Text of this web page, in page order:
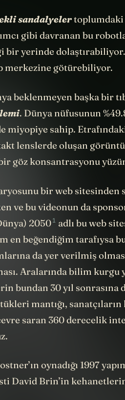
sandalyelertoplumdaki
gibi davranan bu
bir yerinde
merkezine götürebiliyor.
beklenmeyen başka bir
. Dünya nüfusunun
miyopiye sahip.
lenslerde oluşan
göz konsantrasyonu
bir web
ve bu videonun da
20501 adlı bu web
en beğendiğim tarafıysa
da yer verilmiş
Aralarında bilim
bundan 30 yıl
mantığı,
saran 360 derecelik
oynadığı 1997
David Brin’in